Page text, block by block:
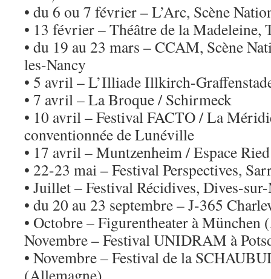
• du 6 ou 7 février – L’Arc, Scène
• 13 février – Théâtre de la Madeleine,
• du 19 au 23 mars – CCAM, Scène
les-Nancy
• 5 avril – L’Illiade Illkirch-
• 7 avril – La Broque / Schirmeck
• 10 avril – Festival FACTO / La
conventionnée de Lunéville
• 17 avril – Muntzenheim / Espace
• 22-23 mai – Festival Perspectives,
• Juillet – Festival Récidives, Dives-
• du 20 au 23 septembre – J-365
• Octobre – Figurentheater à München
Novembre – Festival UNIDRAM à
• Novembre – Festival de la
(Allemagne)